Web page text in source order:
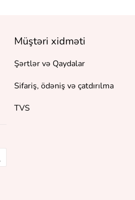
Müştəri xidməti
Şərtlər və Qaydalar
Sifariş, ödəniş və çatdırılma
TVS